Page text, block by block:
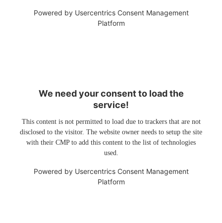
Powered by Usercentrics Consent Management
Platform
We need your consent to load the
service!
This content is not permitted to load due to trackers that are not
disclosed to the visitor. The website owner needs to setup the site
with their CMP to add this content to the list of technologies
used.
Powered by Usercentrics Consent Management
Platform